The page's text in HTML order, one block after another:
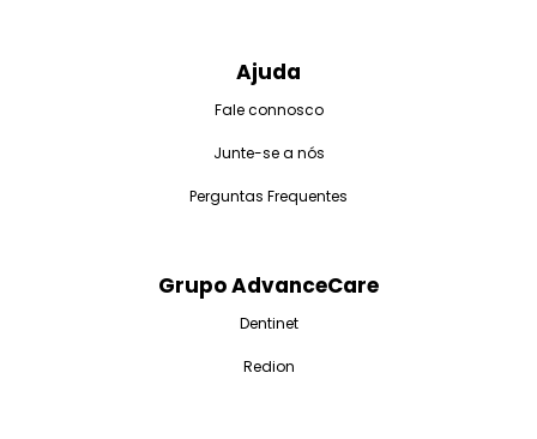
Ajuda
Fale connosco
Junte-se a nós
Perguntas Frequentes
Grupo AdvanceCare
Dentinet
Redion